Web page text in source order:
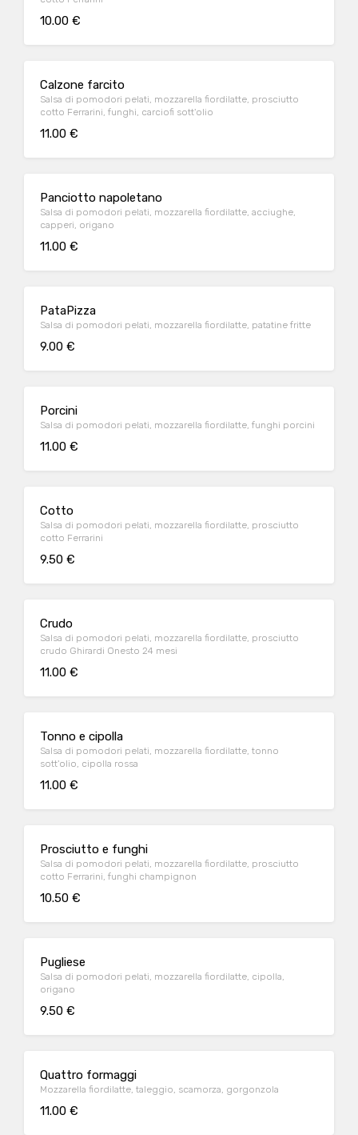
10.00 €
Calzone farcito
Salsa di pomodori pelati, mozzarella fiordilatte, prosciutto
cotto Ferrarini, funghi, carciofi sott'olio
11.00 €
Panciotto napoletano
Salsa di pomodori pelati, mozzarella fiordilatte, acciughe,
capperi, origano
11.00 €
PataPizza
Salsa di pomodori pelati, mozzarella fiordilatte, patatine fritte
9.00 €
Porcini
Salsa di pomodori pelati, mozzarella fiordilatte, funghi porcini
11.00 €
Cotto
Salsa di pomodori pelati, mozzarella fiordilatte, prosciutto
cotto Ferrarini
9.50 €
Crudo
Salsa di pomodori pelati, mozzarella fiordilatte, prosciutto
crudo Ghirardi Onesto 24 mesi
11.00 €
Tonno e cipolla
Salsa di pomodori pelati, mozzarella fiordilatte, tonno
sott'olio, cipolla rossa
11.00 €
Prosciutto e funghi
Salsa di pomodori pelati, mozzarella fiordilatte, prosciutto
cotto Ferrarini, funghi champignon
10.50 €
Pugliese
Salsa di pomodori pelati, mozzarella fiordilatte, cipolla,
origano
9.50 €
Quattro formaggi
Mozzarella fiordilatte, taleggio, scamorza, gorgonzola
11.00 €